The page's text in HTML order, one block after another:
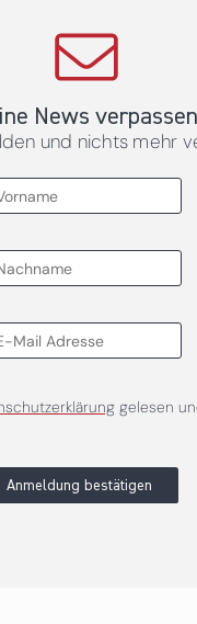
News
und nichts mehr
gelesen
Anmeldung bestätigen